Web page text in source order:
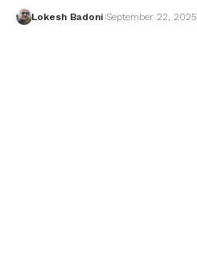
Lokesh Badoni September 22, 2025